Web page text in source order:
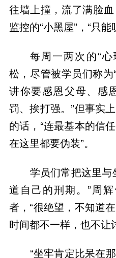
往墙上撞，流了满脸
监控的“小黑屋”，“只能
每周一两次的“
松，尽管被学员们称为
讲你要感恩父母、感
罚、挨打强。”但事实
的话，“连最基本的信
在这里都要伪装”。
学员们常把这里与
道自己的刑期。”周
者，“很绝望，不知道
时间都不一样，也不让
“坐牢肯定比呆在